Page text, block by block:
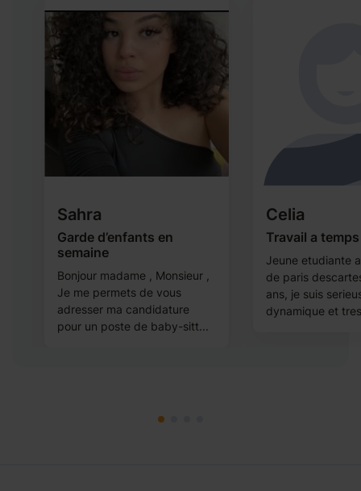
Sahra
Garde d’enfants en
semaine
Bonjour madame , Monsieur ,
Je me permets de vous
adresser ma candidature
pour un poste de baby-sitt...
Celia
Travail a
Jeune etudiante
de paris
ans, je suis
dynamique et